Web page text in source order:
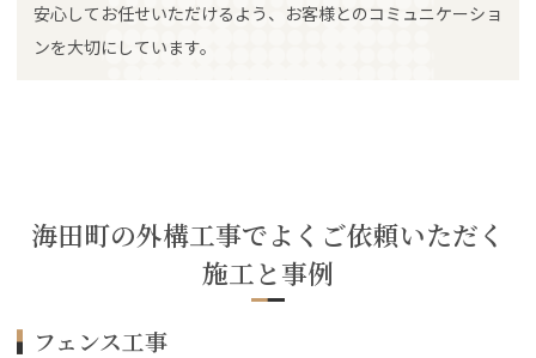
安心してお任せいただけるよう、お客様とのコミュニケーショ
ンを大切にしています。
海田町の外構工事でよくご依頼いただく
施工と事例
フェンス工事